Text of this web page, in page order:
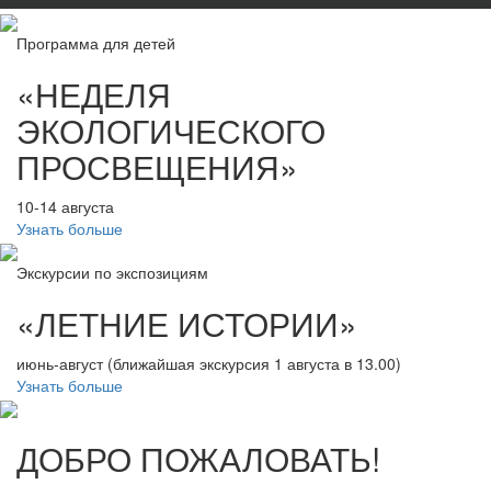
Программа для детей
«НЕДЕЛЯ
ЭКОЛОГИЧЕСКОГО
ПРОСВЕЩЕНИЯ»
10-14 августа
Узнать больше
Экскурсии по экспозициям
«ЛЕТНИЕ ИСТОРИИ»
июнь-август (ближайшая экскурсия 1 августа в 13.00)
Узнать больше
ДОБРО ПОЖАЛОВАТЬ!